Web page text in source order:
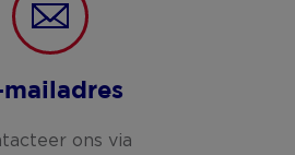
mailadres
ons via